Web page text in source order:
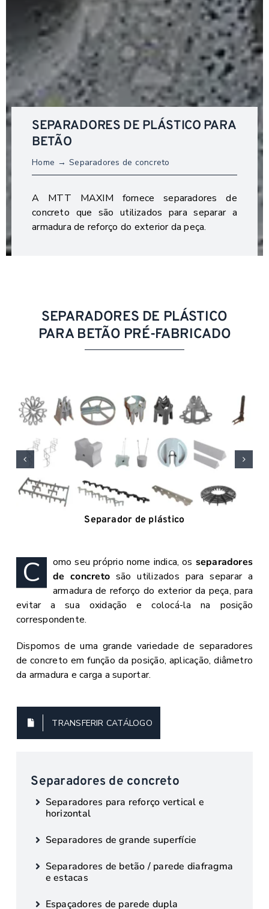
SEPARADORES DE PLÁSTICO PARA
BETÃO
Home Separadores de concreto
A MTT MAXIM fornece separadores de
concreto que são utilizados para separar a
armadura de reforço do exterior da peça.
SEPARADORES DE PLÁSTICO
PARA BETÃO PRÉ-FABRICADO
C omo seu próprio nome indica, os separadores
de concreto são utilizados para separar a
armadura de reforço do exterior da peça, para
evitar a sua oxidação e colocá-la na posição
correspondente.
Dispomos de uma grande variedade de separadores
de concreto em função da posição, aplicação, diâmetro
da armadura e carga a suportar.
TRANSFERIR CATÁLOGO
Separador de plástico
Separadores de concreto
Separadores para reforço vertical e
horizontal
Separadores de grande superfície
Separadores de betão / parede diafragma
e estacas
Espaçadores de parede dupla